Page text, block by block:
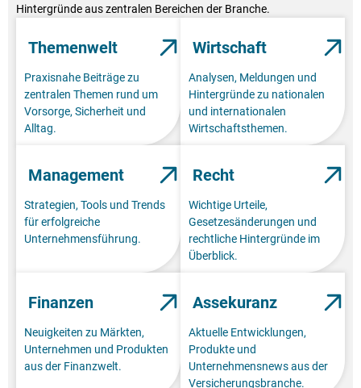
Hintergründe aus zentralen Bereichen der Branche.
Themenwelt
Praxisnahe Beiträge zu
zentralen Themen rund um
Vorsorge, Sicherheit und
Alltag.
Wirtschaft
Analysen, Meldungen und
Hintergründe zu nationalen
und internationalen
Wirtschaftsthemen.
Management
Strategien, Tools und Trends
für erfolgreiche
Unternehmensführung.
Recht
Wichtige Urteile,
Gesetzesänderungen und
rechtliche Hintergründe im
Überblick.
Finanzen
Neuigkeiten zu Märkten,
Unternehmen und Produkten
aus der Finanzwelt.
Assekuranz
Aktuelle Entwicklungen,
Produkte und
Unternehmensnews aus der
Versicherungsbranche.